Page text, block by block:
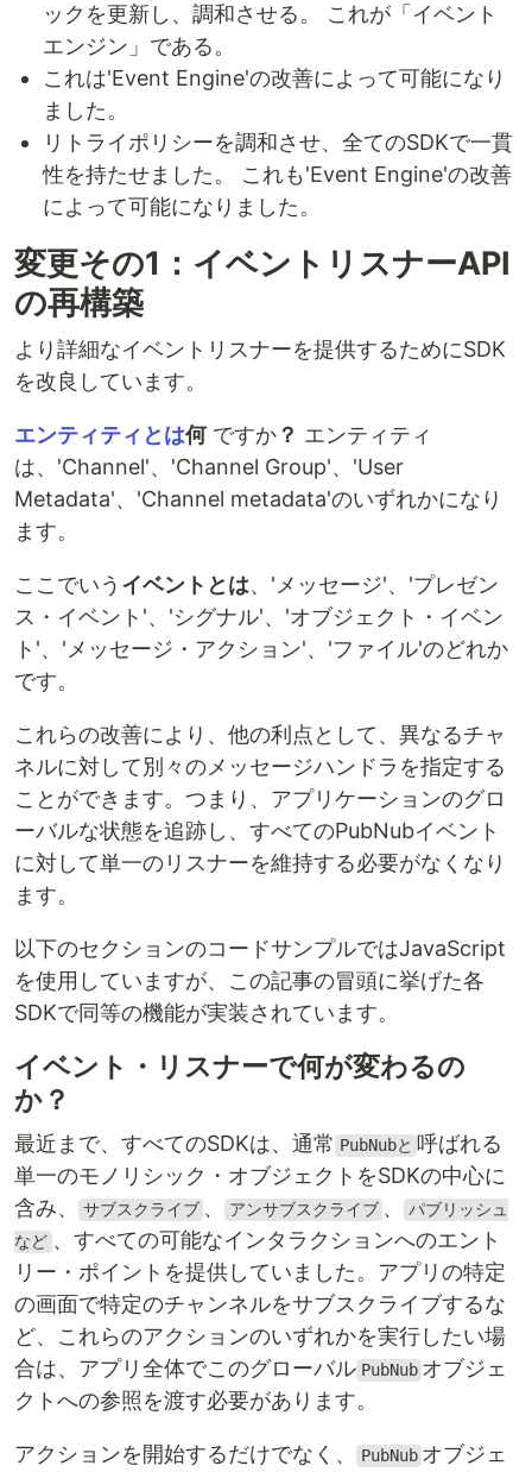
ックを更新し、調和させる。 これが「イベント
エンジン」である。
これは'Event Engine'の改善によって可能になり
ました。
リトライポリシーを調和させ、全てのSDKで一貫
性を持たせました。 これも'Event Engine'の改善
によって可能になりました。
変更その1：イベントリスナーAPI
の再構築
より詳細なイベントリスナーを提供するためにSDK
を改良しています。
エンティティとは何ですか ？ エンティティ
は、'Channel'、'Channel Group'、'User
Metadata'、'Channel metadata'のいずれかになり
ます。
ここでいう イベントとは、'メッセージ'、'プレゼン
ス・イベント'、'シグナル'、'オブジェクト・イベン
ト'、'メッセージ・アクション'、'ファイル'のどれか
です。
これらの改善により、他の利点として、異なるチャ
ネルに対して別々のメッセージハンドラを指定する
ことができます。つまり、アプリケーションのグロ
ーバルな状態を追跡し、すべてのPubNubイベント
に対して単一のリスナーを維持する必要がなくなり
ます。
以下のセクションのコードサンプルではJavaScript
を使用していますが、この記事の冒頭に挙げた各
SDKで同等の機能が実装されています。
イベント・リスナーで何が変わるの
か？
最近まで、すべてのSDKは、通常 PubNubと 呼ばれる
単一のモノリシック・オブジェクトをSDKの中心に
含み、
サブスクライブ 、 アンサブスクライブ 、 パブリッシュ
など 、すべての可能なインタラクションへのエント
リー・ポイントを提供していました。アプリの特定
の画面で特定のチャンネルをサブスクライブするな
ど、これらのアクションのいずれかを実行したい場
合は、アプリ全体でこのグローバル PubNub オブジェ
クトへの参照を渡す必要があります。
アクションを開始するだけでなく、 PubNub オブジェ